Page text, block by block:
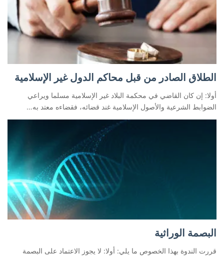
الطلاق الصادر من قبل محاكم الدول غير الإسلامية
أولا: إن كان القاضي في محكمة البلاد غير الإسلامية مسلما ويراعي
الضوابط الشرعية والأصول الإسلامية غند قضائه، فقضاءه معتد به…
البصمة الوراثية
قررت الندوة بهذا الخصوص ما يلي: أولا: لا يجوز الاعتماد على البصمة